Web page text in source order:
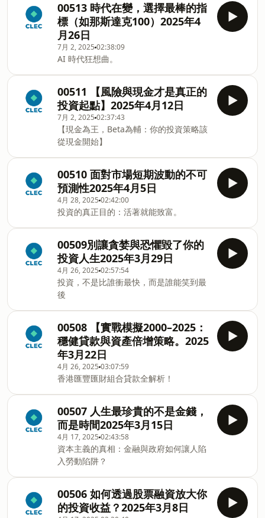
00513 時代在變，選擇最棒的指
標（如那斯達克100）2025年4
月26日
7月 2, 2025 02:38:09
AI 時代狂想曲。
00511 【風險與現金才是真正的
投資起點】2025年4月12日
7月 2, 2025 02:37:43
【現金為王，Beta為輔：你的投資策略該
從現金開始】
00510 面對市場短期波動的不可
預測性2025年4月5日
4月 28, 2025 02:42:00
投資的真正目的：活著就能致富。
00509別讓貪婪與恐懼毀了你的
投資人生2025年3月29日
4月 26, 2025 02:57:54
投資，不是比誰衝最快，而是誰能笑到最
後
00508 【實戰模擬2000–2025：
穩健貸款與資產倍增策略。2025
年3月22日
4月 26, 2025 03:07:59
香港匯豐匯財組合貸款全解析！
00507 人生最珍貴的不是金錢，
而是時間2025年3月15日
4月 17, 2025 02:43:58
資本主義的真相：金融與政府如何讓人陷
入勞動陷阱？
00506 如何透過股票融資放大你
的投資收益？2025年3月8日